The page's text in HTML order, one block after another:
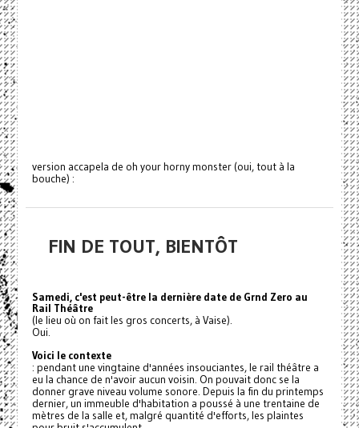
version accapela de oh your horny monster (oui, tout à la
bouche) :
FIN DE TOUT, BIENTÔT
Samedi, c'est peut-être la dernière date de Grnd Zero au
Rail Théâtre
(le lieu où on fait les gros concerts, à Vaise).
Oui.
Voici le contexte
: pendant une vingtaine d'années insouciantes, le rail théâtre a
eu la chance de n'avoir aucun voisin. On pouvait donc se la
donner grave niveau volume sonore. Depuis la fin du printemps
dernier, un immeuble d'habitation a poussé à une trentaine de
mètres de la salle et, malgré quantité d'efforts, les plaintes